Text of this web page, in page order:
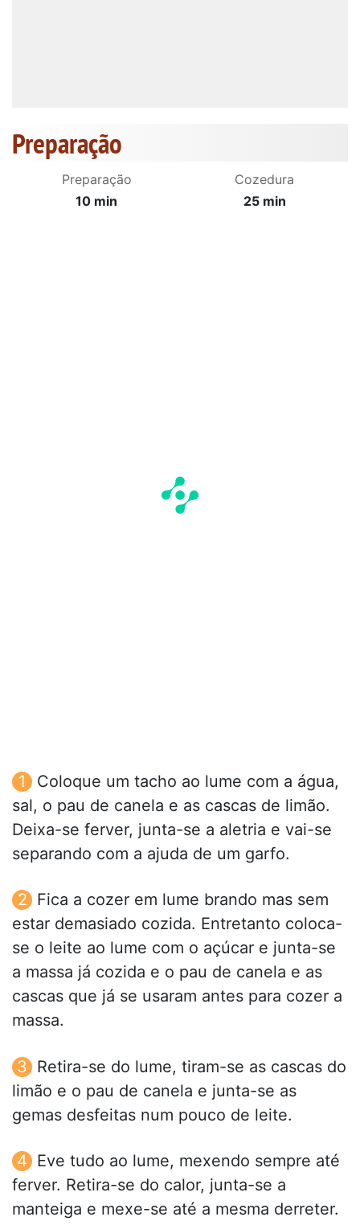
Preparação
Preparação
10 min
Cozedura
25 min
Coloque um tacho ao lume com a água,
sal, o pau de canela e as cascas de limão.
Deixa-se ferver, junta-se a aletria e vai-se
separando com a ajuda de um garfo.
Fica a cozer em lume brando mas sem
estar demasiado cozida. Entretanto coloca-
se o leite ao lume com o açúcar e junta-se
a massa já cozida e o pau de canela e as
cascas que já se usaram antes para cozer a
massa.
Retira-se do lume, tiram-se as cascas do
limão e o pau de canela e junta-se as
gemas desfeitas num pouco de leite.
Eve tudo ao lume, mexendo sempre até
ferver. Retira-se do calor, junta-se a
manteiga e mexe-se até a mesma derreter.